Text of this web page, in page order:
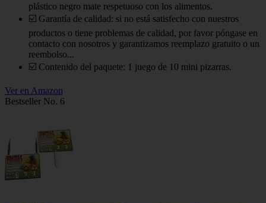
plástico negro mate respetuoso con los alimentos.
☑️ Garantía de calidad: si no está satisfecho con nuestros
productos o tiene problemas de calidad, por favor póngase en
contacto con nosotros y garantizamos reemplazo gratuito o un
reembolso...
☑️ Contenido del paquete: 1 juego de 10 mini pizarras.
Ver en Amazon
Bestseller No. 6